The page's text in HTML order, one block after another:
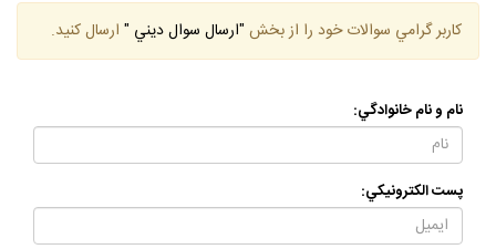
كاربر گرامي سوالات خود را از بخش "ارسال سوال ديني " ارسال كنيد.
نام و نام خانوادگي:
پست الكترونيكي: